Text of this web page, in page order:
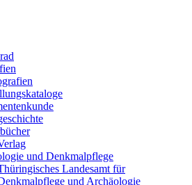
und Denkmalpflege
Landesamt für
und Archäologie